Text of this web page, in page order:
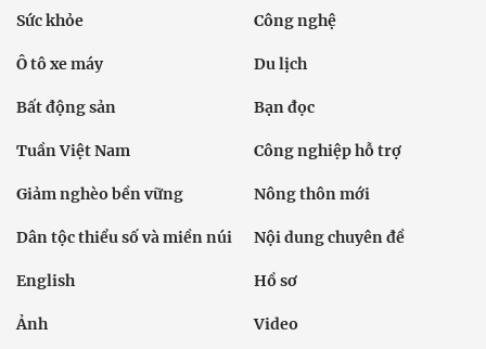
Sức khỏe Công nghệ
Ô tô xe máy Du lịch
Bất động sản Bạn đọc
Tuần Việt Nam Công nghiệp hỗ trợ
Giảm nghèo bền vững Nông thôn mới
Dân tộc thiểu số và miền núi Nội dung chuyên đề
English Hồ sơ
Ảnh Video